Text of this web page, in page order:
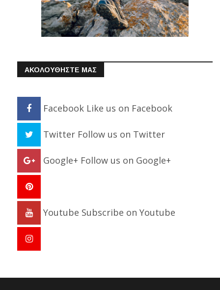
ΑΚΟΛΟΥΘΗΣΤΕ ΜΑΣ
Facebook Like us on Facebook
Twitter Follow us on Twitter
Google+ Follow us on Google+
Youtube Subscribe on Youtube